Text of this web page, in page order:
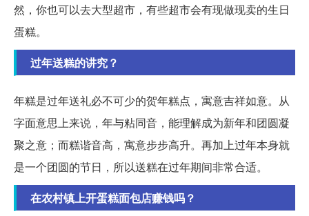
然，你也可以去大型超市，有些超市会有现做现卖的生日
蛋糕。
过年送糕的讲究？
年糕是过年送礼必不可少的贺年糕点，寓意吉祥如意。从
字面意思上来说，年与粘同音，能理解成为新年和团圆凝
聚之意；而糕谐音高，寓意步步高升。再加上过年本身就
是一个团圆的节日，所以送糕在过年期间非常合适。
在农村镇上开蛋糕面包店赚钱吗？